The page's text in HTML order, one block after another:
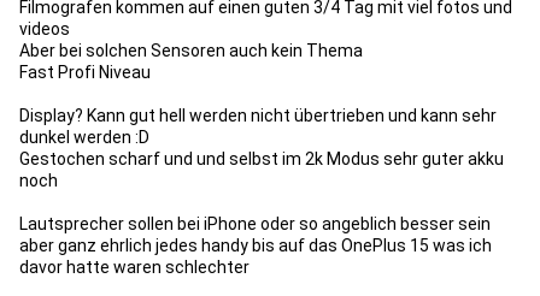
Filmografen kommen auf einen guten 3/4 Tag mit viel fotos und
videos
Aber bei solchen Sensoren auch kein Thema
Fast Profi Niveau
Display? Kann gut hell werden nicht übertrieben und kann sehr
dunkel werden :D
Gestochen scharf und und selbst im 2k Modus sehr guter akku
noch
Lautsprecher sollen bei iPhone oder so angeblich besser sein
aber ganz ehrlich jedes handy bis auf das OnePlus 15 was ich
davor hatte waren schlechter